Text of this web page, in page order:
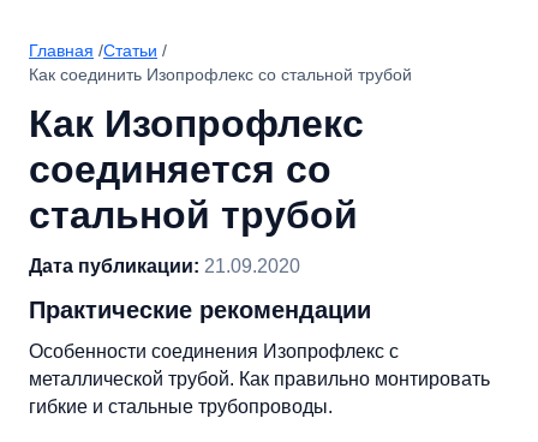
Главная /Статьи /
Как соединить Изопрофлекс со стальной трубой
Как Изопрофлекс
соединяется со
стальной трубой
Дата публикации: 21.09.2020
Практические рекомендации
Особенности соединения Изопрофлекс с
металлической трубой. Как правильно монтировать
гибкие и стальные трубопроводы.